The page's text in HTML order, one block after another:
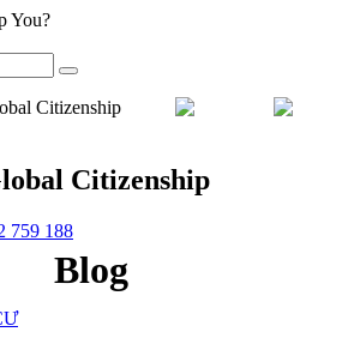
You?
Citizenship
Citizenship
759 188
Blog